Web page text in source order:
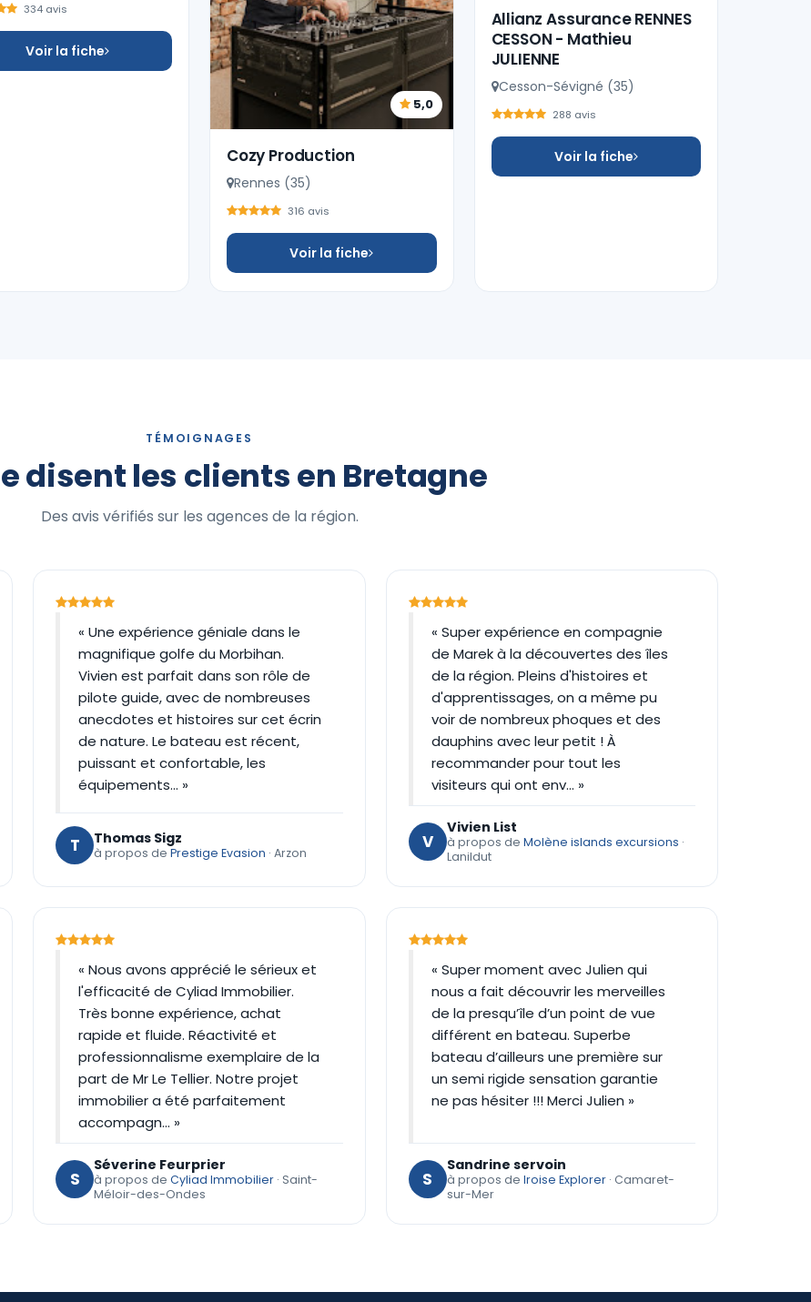
334 avis
Voir la fiche
5,0
Cozy Production
Rennes (35)
316 avis
Voir la fiche
Allianz Assurance RENNES
CESSON - Mathieu
JULIENNE
Cesson-Sévigné (35)
288 avis
Voir la fiche
TÉMOIGNAGES
disent les clients en Bretagne
Des avis vérifiés sur les agences de la région.
« Une expérience géniale dans le
magnifique golfe du Morbihan.
Vivien est parfait dans son rôle de
pilote guide, avec de nombreuses
anecdotes et histoires sur cet écrin
de nature. Le bateau est récent,
puissant et confortable, les
équipements… »
T Thomas Sigz
à propos dePrestige Evasion · Arzon
« Super expérience en compagnie
de Marek à la découvertes des îles
de la région. Pleins d'histoires et
d'apprentissages, on a même pu
voir de nombreux phoques et des
dauphins avec leur petit ! À
recommander pour tout les
visiteurs qui ont env… »
V
Vivien List
à propos de Molène islands excursions ·
Lanildut
« Nous avons apprécié le sérieux et
l'efficacité de Cyliad Immobilier.
Très bonne expérience, achat
rapide et fluide. Réactivité et
professionnalisme exemplaire de la
part de Mr Le Tellier. Notre projet
immobilier a été parfaitement
accompagn… »
S
Séverine Feurprier
à propos deCyliad Immobilier · Saint-
Méloir-des-Ondes
« Super moment avec Julien qui
nous a fait découvrir les merveilles
de la presqu’île d’un point de vue
différent en bateau. Superbe
bateau d’ailleurs une première sur
un semi rigide sensation garantie
ne pas hésiter !!! Merci Julien »
S
Sandrine servoin
à propos de Iroise Explorer· Camaret-
sur-Mer